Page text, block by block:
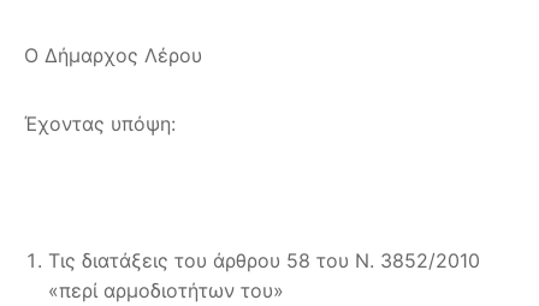
Ο Δήμαρχος Λέρου
Έχοντας υπόψη:
Τις διατάξεις του άρθρου 58 του Ν. 3852/2010
«περί αρμοδιοτήτων του»